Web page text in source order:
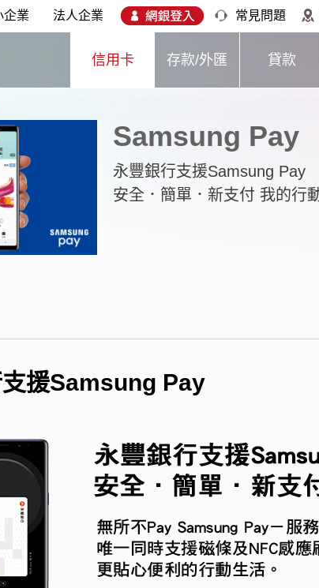
企業 法人企業 常見問題
信用卡 存款/外匯 貸款
Samsung Pay
永豐銀行支援Samsung Pay
安全．簡單．新支付 我的行
援Samsung Pay